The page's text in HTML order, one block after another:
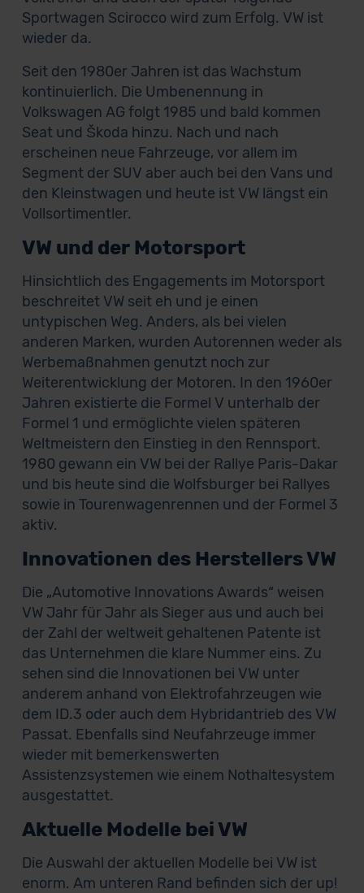
Sportwagen Scirocco wird zum Erfolg. VW ist
wieder da.
Seit den 1980er Jahren ist das Wachstum
kontinuierlich. Die Umbenennung in
Volkswagen AG folgt 1985 und bald kommen
Seat und Škoda hinzu. Nach und nach
erscheinen neue Fahrzeuge, vor allem im
Segment der SUV aber auch bei den Vans und
den Kleinstwagen und heute ist VW längst ein
Vollsortimentler.
VW und der Motorsport
Hinsichtlich des Engagements im Motorsport
beschreitet VW seit eh und je einen
untypischen Weg. Anders, als bei vielen
anderen Marken, wurden Autorennen weder als
Werbemaßnahmen genutzt noch zur
Weiterentwicklung der Motoren. In den 1960er
Jahren existierte die Formel V unterhalb der
Formel 1 und ermöglichte vielen späteren
Weltmeistern den Einstieg in den Rennsport.
1980 gewann ein VW bei der Rallye Paris-Dakar
und bis heute sind die Wolfsburger bei Rallyes
sowie in Tourenwagenrennen und der Formel 3
aktiv.
Innovationen des Herstellers VW
Die „Automotive Innovations Awards“ weisen
VW Jahr für Jahr als Sieger aus und auch bei
der Zahl der weltweit gehaltenen Patente ist
das Unternehmen die klare Nummer eins. Zu
sehen sind die Innovationen bei VW unter
anderem anhand von Elektrofahrzeugen wie
dem ID.3 oder auch dem Hybridantrieb des VW
Passat. Ebenfalls sind Neufahrzeuge immer
wieder mit bemerkenswerten
Assistenzsystemen wie einem Nothaltesystem
ausgestattet.
Aktuelle Modelle bei VW
Die Auswahl der aktuellen Modelle bei VW ist
enorm. Am unteren Rand befinden sich der up!